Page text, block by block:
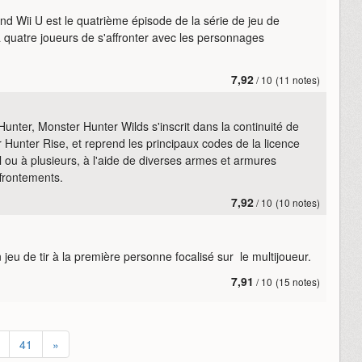
Wii U est le quatrième épisode de la série de jeu de
joueurs de s'affronter avec les personnages
7,92/ 10 (11 notes)
Monster Hunter Wilds s'inscrit dans la continuité de
Rise, et reprend les principaux codes de la licence
à plusieurs, à l'aide de diverses armes et armures
7,92/ 10 (10 notes)
de tir à la première personne focalisé sur le multijoueur.
7,91 / 10 (15 notes)
41 »